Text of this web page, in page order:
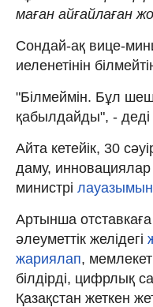
маған айғайлаған
Сондай-ақ вице-
иеленетінін
"Білмеймін. Бұл
қабылдайды", - деді
Айта кетейік, 30
даму, инновациялар
министрі
Артынша
әлеуметтік желідегі
жариялап,
білдірді, цифрлық
Қазақстан жеткен